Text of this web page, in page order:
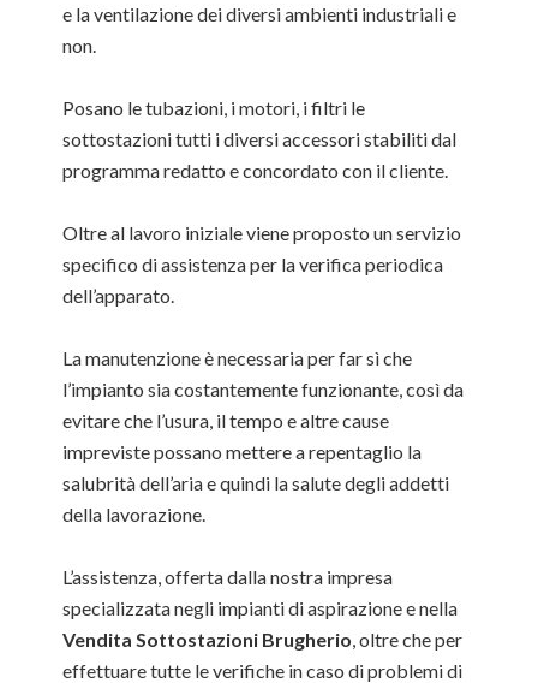
e la ventilazione dei diversi ambienti industriali e
non.
Posano le tubazioni, i motori, i filtri le
sottostazioni tutti i diversi accessori stabiliti dal
programma redatto e concordato con il cliente.
Oltre al lavoro iniziale viene proposto un servizio
specifico di assistenza per la verifica periodica
dell’apparato.
La manutenzione è necessaria per far sì che
l’impianto sia costantemente funzionante, così da
evitare che l’usura, il tempo e altre cause
impreviste possano mettere a repentaglio la
salubrità dell’aria e quindi la salute degli addetti
della lavorazione.
L’assistenza, offerta dalla nostra impresa
specializzata negli impianti di aspirazione e nella
Vendita Sottostazioni Brugherio, oltre che per
effettuare tutte le verifiche in caso di problemi di